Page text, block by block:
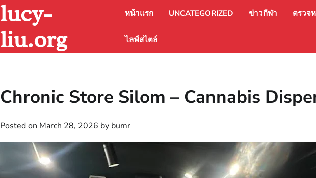
Skip
to
content
lucy-
liu.org
หน้าแรก UNCATEGORIZED ข่าวกีฬา ตรวจ
ไลฟ์สไตล์
Chronic Store Silom – Cannabis
Posted on March 28, 2026 by bumr